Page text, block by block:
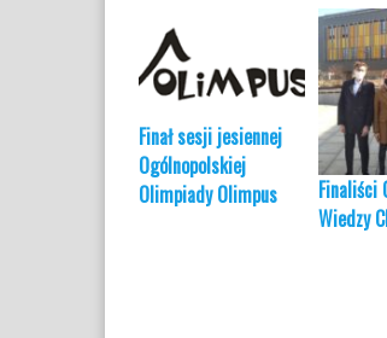
Finał sesji jesiennej
Ogólnopolskiej
Olimpiady Olimpus
Finaliści
Wiedzy